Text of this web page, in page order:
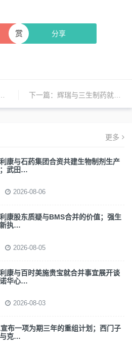
分享
赏
下一篇： 辉瑞与三生制药就创新癌症免疫疗法完成授权协议；中国医药总经理变更；罗氏、波士顿科学、赛多利斯、勃林格殷格翰发布财报 | 日报
更多
康与石药集团合资共建生物制剂生产
武田…
2026-08-06
康股东质疑与BMS合并的价值；强生
执…
2026-08-05
康与百时美施贵宝就合并事宜展开谈
华心…
2026-08-03
布一项为期三年的重组计划；西门子
与克…